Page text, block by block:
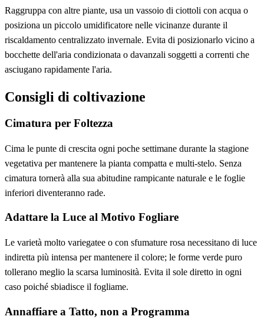
Raggruppa con altre piante, usa un vassoio di ciottoli con acqua o
posiziona un piccolo umidificatore nelle vicinanze durante il
riscaldamento centralizzato invernale. Evita di posizionarlo vicino a
bocchette dell'aria condizionata o davanzali soggetti a correnti che
asciugano rapidamente l'aria.
Consigli di coltivazione
Cimatura per Foltezza
Cima le punte di crescita ogni poche settimane durante la stagione
vegetativa per mantenere la pianta compatta e multi-stelo. Senza
cimatura tornerà alla sua abitudine rampicante naturale e le foglie
inferiori diventeranno rade.
Adattare la Luce al Motivo Fogliare
Le varietà molto variegatee o con sfumature rosa necessitano di luce
indiretta più intensa per mantenere il colore; le forme verde puro
tollerano meglio la scarsa luminosità. Evita il sole diretto in ogni
caso poiché sbiadisce il fogliame.
Annaffiare a Tatto, non a Programma